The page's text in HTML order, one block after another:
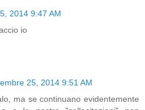
2014 9:47 AM
io
25, 2014 9:51 AM
ma se continuano evidentemente